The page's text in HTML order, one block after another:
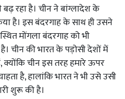
बढ़ रहा है। चीन ने बांग्लादेश के
है। इस बंदरगाह के साथ ही उसने
मोंगला बंदरगाह को भी
चीन की भारत के पड़ोसी देशों में
क्योंकि चीन इस तरह हमारे ऊपर
है, हालांकि भारत ने भी उसे उसी
शुरू की है।